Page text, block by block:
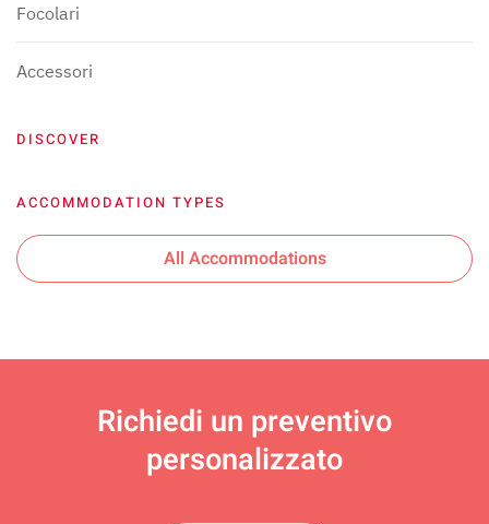
Focolari
Accessori
DISCOVER
ACCOMMODATION TYPES
All Accommodations
Richiedi un preventivo
personalizzato